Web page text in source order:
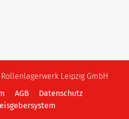
Leipzig GmbH
AGB
Datenschutz